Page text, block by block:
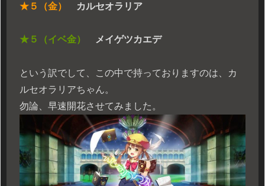
★５（金） カルセオラリア
★５（イベ金） メイゲツカエデ
という訳でして、この中で持っておりますのは、カ
ルセオラリアちゃん。
勿論、早速開花させてみました。